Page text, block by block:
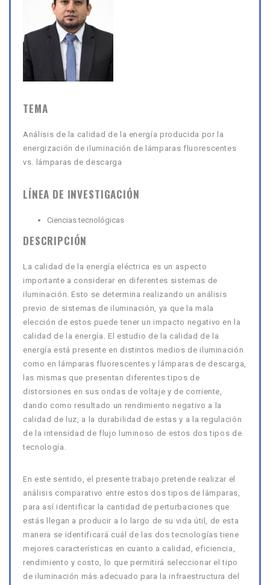
TEMA
Análisis de la calidad de la energía producida por la
energización de iluminación de lámparas fluorescentes
vs. lámparas de descarga
LÍNEA DE INVESTIGACIÓN
Ciencias tecnológicas
DESCRIPCIÓN
La calidad de la energía eléctrica es un aspecto
importante a considerar en diferentes sistemas de
iluminación. Esto se determina realizando un análisis
previo de sistemas de iluminación, ya que la mala
elección de estos puede tener un impacto negativo en la
calidad de la energía. El estudio de la calidad de la
energía está presente en distintos medios de iluminación
como en lámparas fluorescentes y lámparas de descarga,
las mismas que presentan diferentes tipos de
distorsiones en sus ondas de voltaje y de corriente,
dando como resultado un rendimiento negativo a la
calidad de luz, a la durabilidad de estas y a la regulación
de la intensidad de flujo luminoso de estos dos tipos de
tecnología.
En este sentido, el presente trabajo pretende realizar el
análisis comparativo entre estos dos tipos de lámparas,
para así identificar la cantidad de perturbaciones que
estás llegan a producir a lo largo de su vida útil, de esta
manera se identificará cuál de las dos tecnologías tiene
mejores características en cuanto a calidad, eficiencia,
rendimiento y costo, lo que permitirá seleccionar el tipo
de iluminación más adecuado para la infraestructura del